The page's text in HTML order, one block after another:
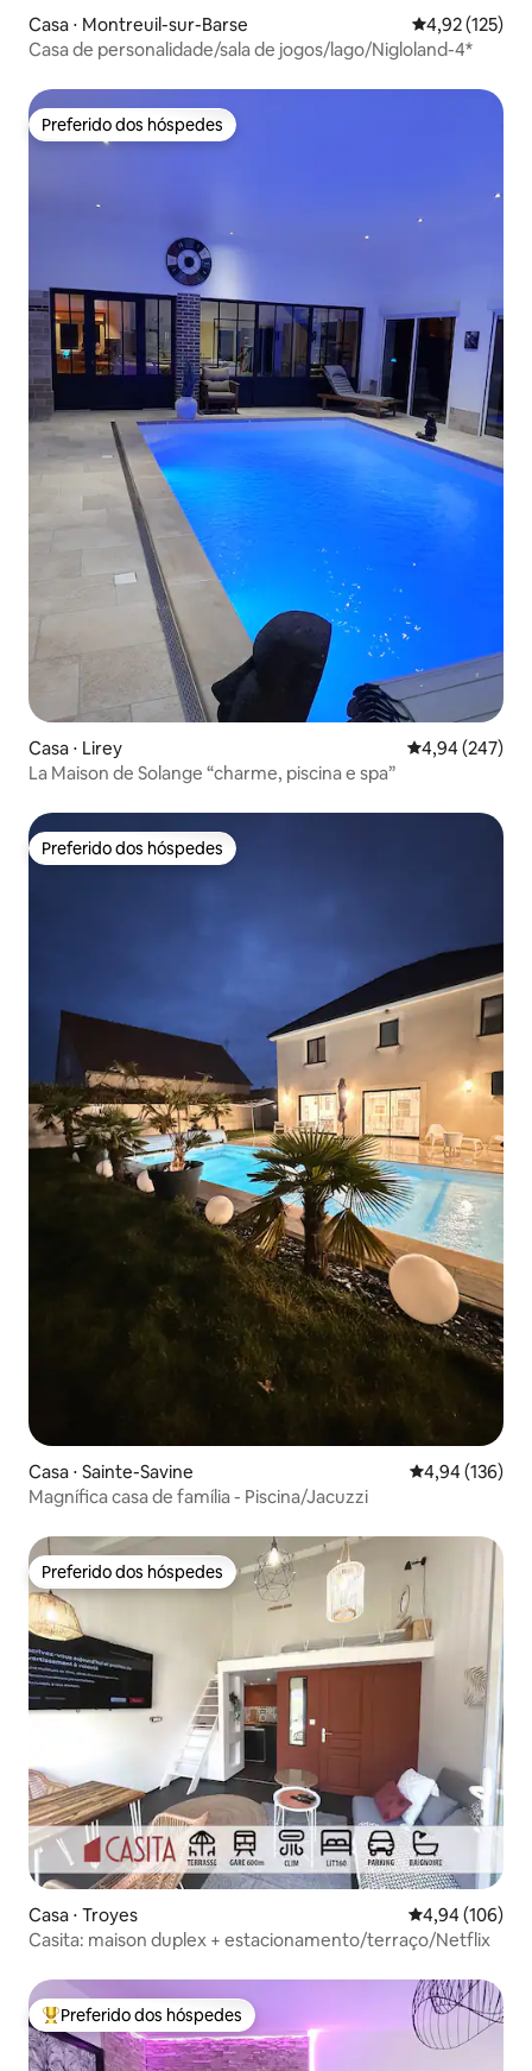
Casa ⋅ Montreuil-sur-Barse 4,92 de uma
4,92 (125)
Casa de personalidade/sala de jogos/lago/Nigloland-4*
Preferido dos hóspedes
Preferido dos hóspedes
Casa ⋅ Lirey 4,94 de uma
4,94 (247)
La Maison de Solange “charme, piscina e spa”
Preferido dos hóspedes
Preferido dos hóspedes
Casa ⋅ Sainte-Savine 4,94 de uma
4,94 (136)
Magnífica casa de família - Piscina/Jacuzzi
Preferido dos hóspedes
Preferido dos hóspedes
Casa ⋅ Troyes 4,94 de uma
4,94 (106)
Casita: maison duplex + estacionamento/terraço/Netflix
Entre os melhores preferidos dos hóspedes
Preferido dos hóspedes